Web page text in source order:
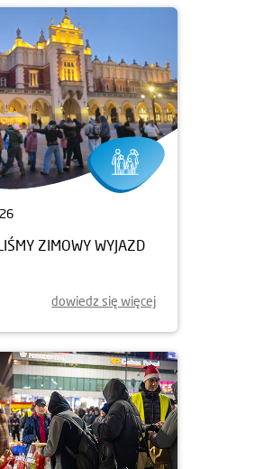
ZIMOWY WYJAZD
dowiedz się więcej